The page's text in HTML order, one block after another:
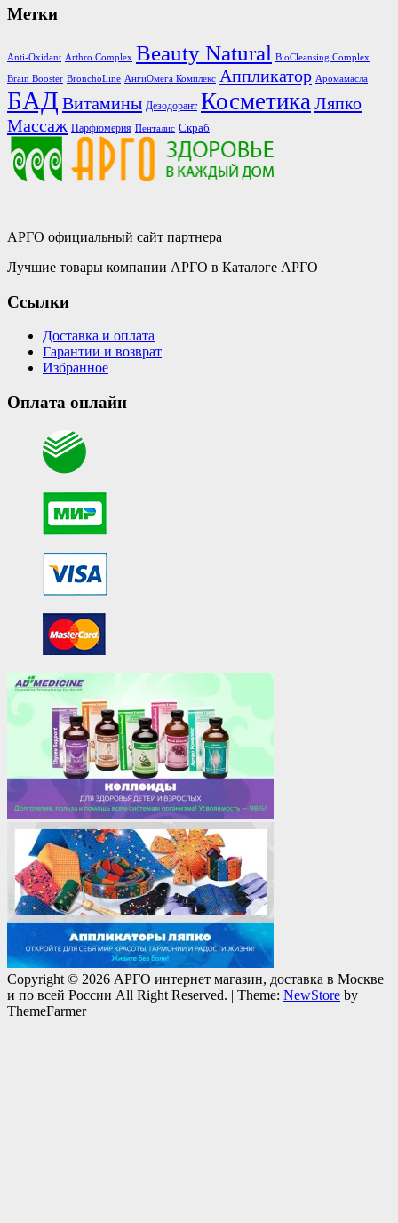
Метки
Anti-Oxidant Arthro Complex Beauty Natural BioCleansing Complex
Brain Booster BronchoLine АнгиОмега Комплекс Аппликатор Аромамасла
БАД Витамины Дезодорант Косметика Ляпко
Массаж Парфюмерия Пенталис Скраб
АРГО официальный сайт партнера
Лучшие товары компании АРГО в Каталоге АРГО
Ссылки
Доставка и оплата
Гарантии и возврат
Избранное
Оплата онлайн
Copyright © 2026 АРГО интернет магазин, доставка в Москве
и по всей России All Right Reserved. | Theme: NewStore by
ThemeFarmer